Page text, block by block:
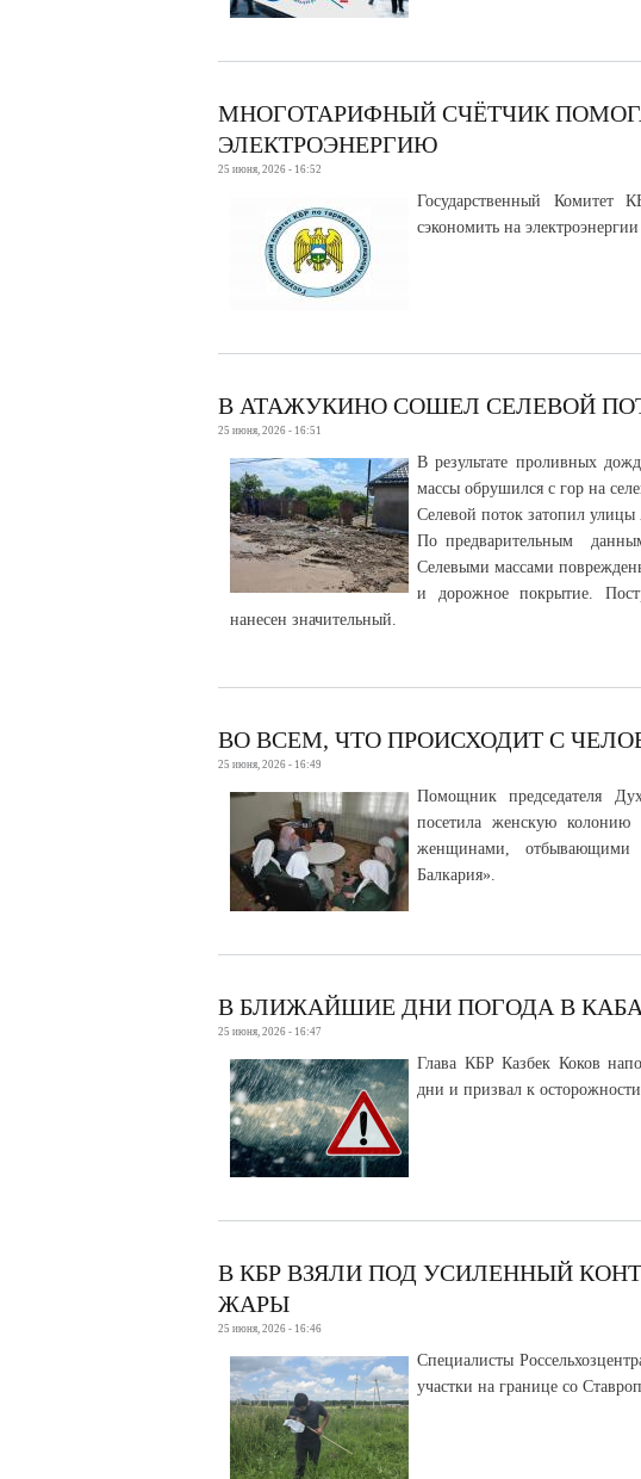
МНОГОТАРИФНЫЙ СЧЁТЧИК
ЭЛЕКТРОЭНЕРГИЮ
25 июня, 2026 - 16:52
Государственный
сэкономить на
В АТАЖУКИНО СОШЕЛ СЕЛЕВОЙ
25 июня, 2026 - 16:51
В результате проливных
массы обрушился с гор на
Селевой поток затопил
По предварительным
Селевыми массами
и дорожное покрытие.
нанесен значительный.
ВО ВСЕМ, ЧТО ПРОИСХОДИТ С
25 июня, 2026 - 16:49
Помощник председателя
посетила женскую колонию
женщинами, отбывающими
Балкария».
В БЛИЖАЙШИЕ ДНИ ПОГОДА В
25 июня, 2026 - 16:47
Глава КБР Казбек Коков
дни и призвал к
В КБР ВЗЯЛИ ПОД УСИЛЕННЫЙ
ЖАРЫ
25 июня, 2026 - 16:46
Специалисты
участки на границе со